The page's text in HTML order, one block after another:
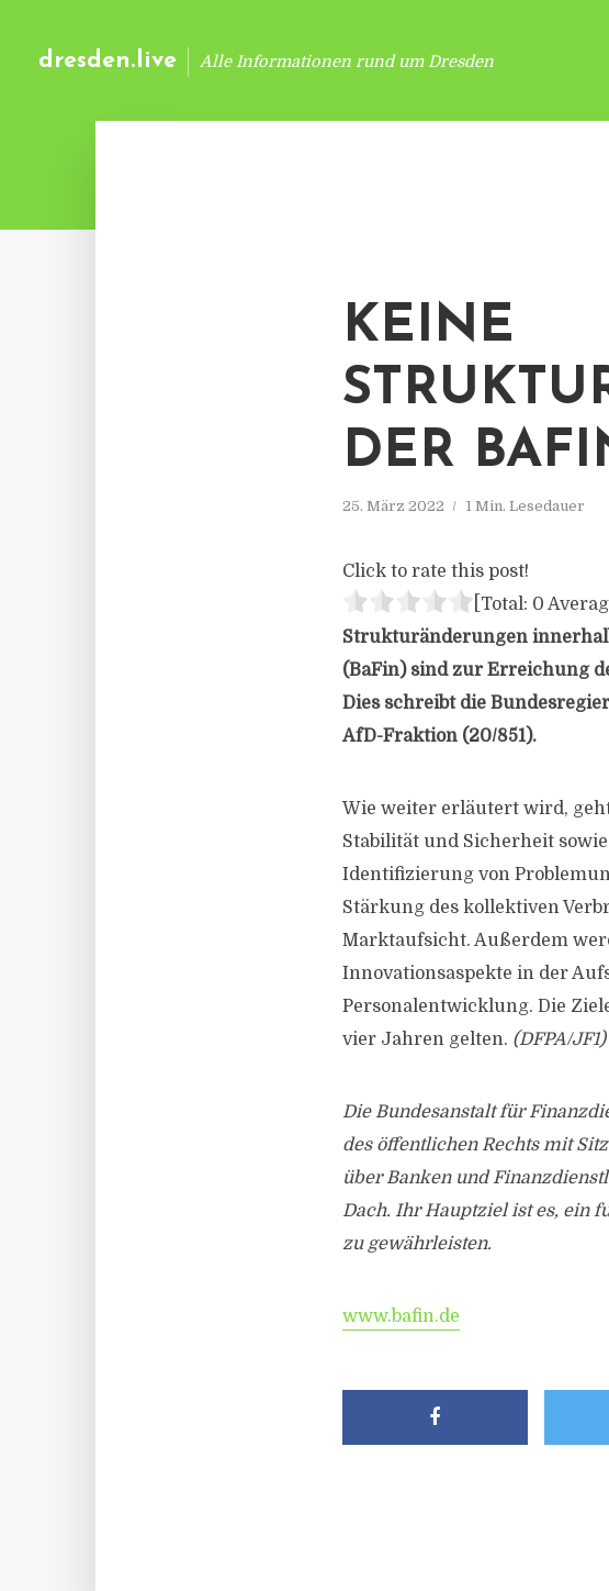
dresden.live Alle Informationen rund um Dresden
KEINE
DER
25. März 2022 1 Min. Lesedauer
Click to rate this post!
[Total: 0
Strukturänderungen
(BaFin) sind zur Erreichung
Dies schreibt die
AfD-Fraktion (20/851).
Wie weiter erläutert wird,
Stabilität und Sicherheit
Identifizierung von
Stärkung des kollektiven
Marktaufsicht. Außerdem
Innovationsaspekte in der
Personalentwicklung. Die
vier Jahren gelten. (DFPA/JF1)
Die Bundesanstalt für
des öffentlichen Rechts mit
über Banken und
Dach. Ihr Hauptziel ist es, ein
zu gewährleisten.
www.bafin.de